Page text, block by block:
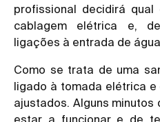
profissional decidirá
cablagem elétrica e,
ligações à entrada de
Como se trata de uma
ligado à tomada elétrica
ajustados. Alguns
estar a funcionar e de